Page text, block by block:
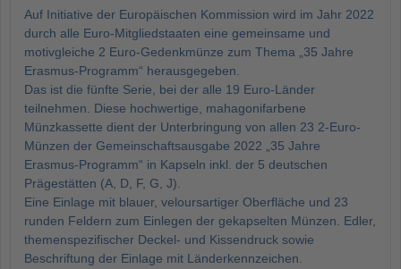
Auf Initiative der Europäischen Kommission wird im Jahr 2022
durch alle Euro-Mitgliedstaaten eine gemeinsame und
motivgleiche 2 Euro-Gedenkmünze zum Thema „35 Jahre
Erasmus-Programm“ herausgegeben.
Das ist die fünfte Serie, bei der alle 19 Euro-Länder
teilnehmen. Diese hochwertige, mahagonifarbene
Münzkassette dient der Unterbringung von allen 23 2-Euro-
Münzen der Gemeinschaftsausgabe 2022 „35 Jahre
Erasmus-Programm“ in Kapseln inkl. der 5 deutschen
Prägestätten (A, D, F, G, J).
Eine Einlage mit blauer, veloursartiger Oberfläche und 23
runden Feldern zum Einlegen der gekapselten Münzen. Edler,
themenspezifischer Deckel- und Kissendruck sowie
Beschriftung der Einlage mit Länderkennzeichen.